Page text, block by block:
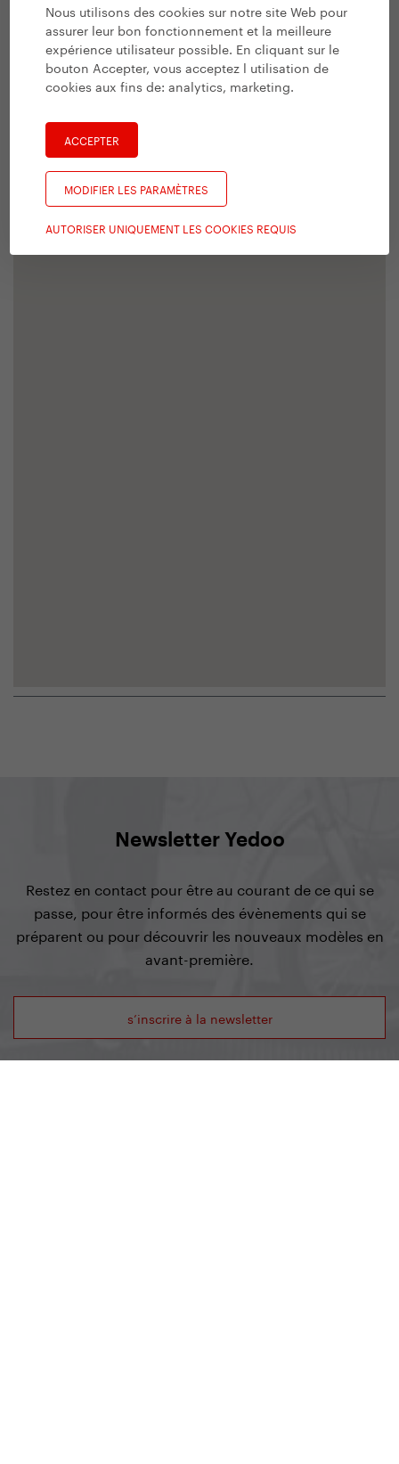
Nous utilisons des cookies sur notre site Web pour
assurer leur bon fonctionnement et la meilleure
expérience utilisateur possible. En cliquant sur le
bouton Accepter, vous acceptez l utilisation de
cookies aux fins de:analytics, marketing.
ACCEPTER
MODIFIER LES PARAMÈTRES
AUTORISER UNIQUEMENT LES COOKIES REQUIS
Newsletter Yedoo
Restez en contact pour être au courant de ce qui se
passe, pour être informés des évènements qui se
préparent ou pour découvrir les nouveaux modèles en
avant-première.
s’inscrire à la newsletter